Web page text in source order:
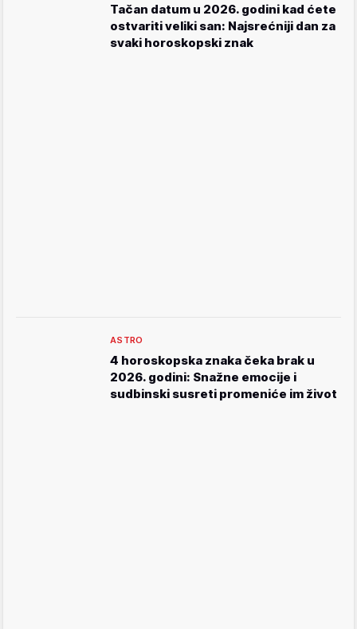
Tačan datum u 2026. godini kad ćete
ostvariti veliki san: Najsrećniji dan za
svaki horoskopski znak
ASTRO
4 horoskopska znaka čeka brak u
2026. godini: Snažne emocije i
sudbinski susreti promeniće im život